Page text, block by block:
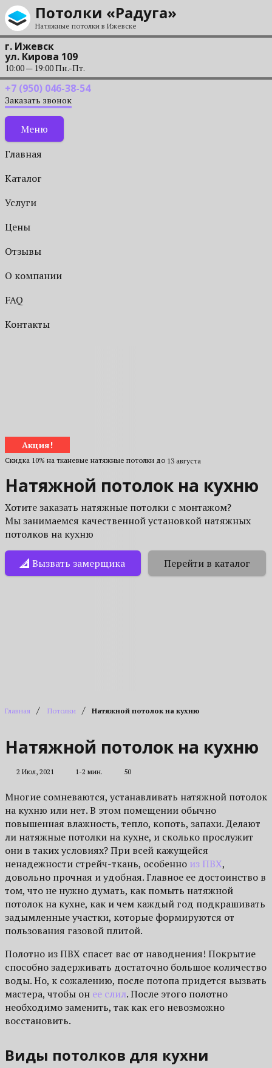
Перейти к содержанию
Потолки «Радуга»
Натяжные потолки в Ижевске
г. Ижевск
ул. Кирова 109
10:00 — 19:00 Пн.-Пт.
+7 (950) 046-38-54
Заказать звонок
Меню
Главная
Каталог
Услуги
Цены
Отзывы
О компании
FAQ
Контакты
Акция!
Скидка 10% на тканевые натяжные потолки до 13 августа
Натяжной потолок на кухню
Хотите заказать натяжные потолки с монтажом?
Мы занимаемся качественной установкой натяжных
потолков на кухню
Вызвать замерщика Перейти в каталог
Главная / Потолки / Натяжной потолок на кухню
Натяжной потолок на кухню
2 Июл, 2021 1-2 мин. 50
Многие сомневаются, устанавливать натяжной потолок
на кухню или нет. В этом помещении обычно
повышенная влажность, тепло, копоть, запахи. Делают
ли натяжные потолки на кухне, и сколько прослужит
они в таких условиях? При всей кажущейся
ненадежности стрейч-ткань, особенно из ПВХ,
довольно прочная и удобная. Главное ее достоинство в
том, что не нужно думать, как помыть натяжной
потолок на кухне, как и чем каждый год подкрашивать
задымленные участки, которые формируются от
пользования газовой плитой.
Полотно из ПВХ спасет вас от наводнения! Покрытие
способно задерживать достаточно большое количество
воды. Но, к сожалению, после потопа придется вызвать
мастера, чтобы он ее слил. После этого полотно
необходимо заменить, так как его невозможно
восстановить.
Виды потолков для кухни